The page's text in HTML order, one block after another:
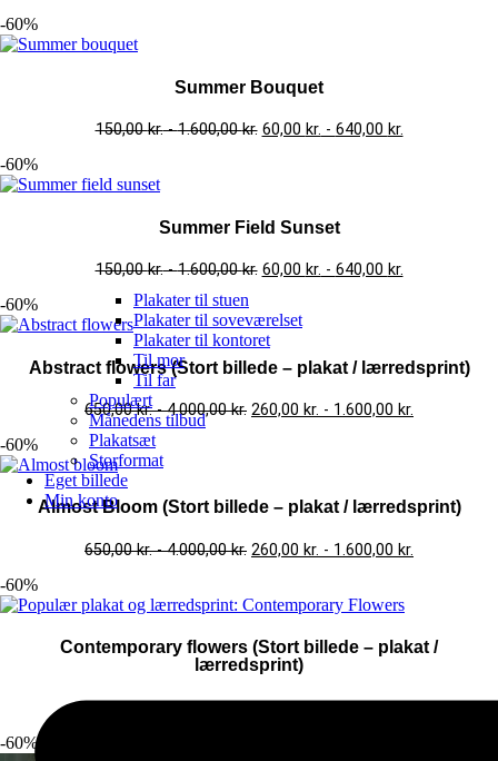
Plakater til stuen
Plakater til soveværelset
Plakater til kontoret
Til mor
Til far
Populært
Månedens tilbud
Plakatsæt
Storformat
Eget billede
Min konto
-60%
Summer Bouquet
150,00kr.-1.600,00kr. 60,00 kr. - 640,00 kr.
-60%
Summer Field Sunset
150,00kr.-1.600,00kr. 60,00 kr. - 640,00 kr.
-60%
Abstract flowers (Stort billede – plakat / lærredsprint)
650,00kr.-4.000,00kr. 260,00 kr. - 1.600,00 kr.
-60%
Almost Bloom (Stort billede – plakat / lærredsprint)
650,00kr.-4.000,00kr. 260,00 kr. - 1.600,00 kr.
-60%
Contemporary flowers (Stort billede – plakat /
lærredsprint)
-60%